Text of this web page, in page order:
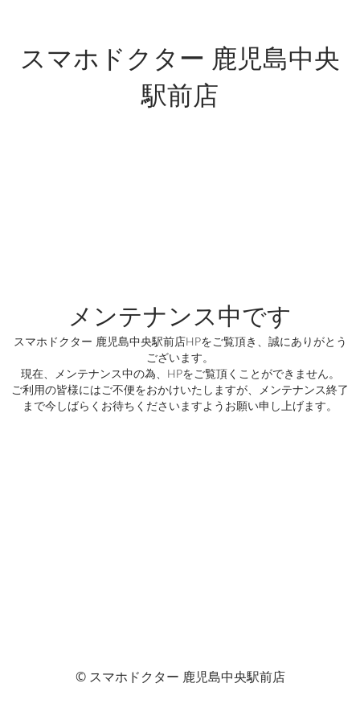
スマホドクター 鹿児島中央
駅前店
メンテナンス中です
スマホドクター 鹿児島中央駅前店HPをご覧頂き、誠にありがとう
ございます。
現在、メンテナンス中の為、HPをご覧頂くことができません。
ご利用の皆様にはご不便をおかけいたしますが、メンテナンス終了
まで今しばらくお待ちくださいますようお願い申し上げます。
© スマホドクター 鹿児島中央駅前店